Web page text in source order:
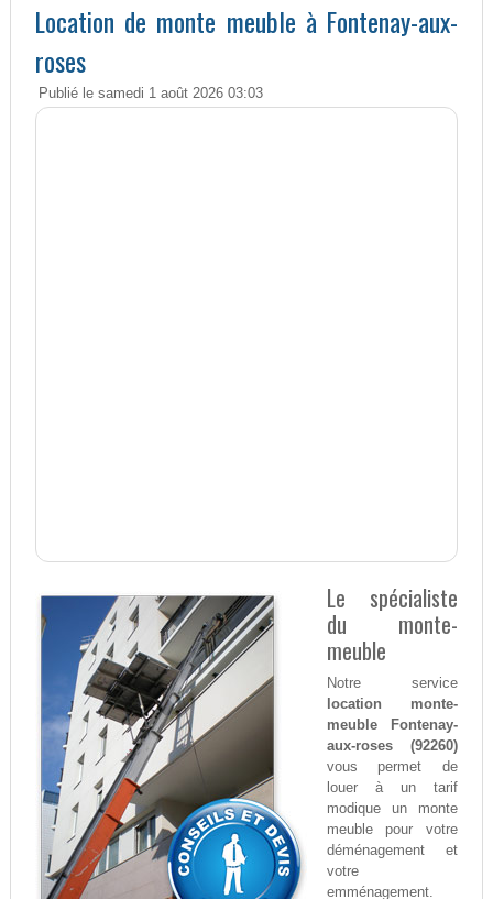
Location de monte meuble à Fontenay-aux-
roses
Publié le samedi 1 août 2026 03:03
Le spécialiste
du monte-
meuble
Notre service
location monte-
meuble Fontenay-
aux-roses (92260)
vous permet de
louer à un tarif
modique un monte
meuble pour votre
déménagement et
votre
emménagement.